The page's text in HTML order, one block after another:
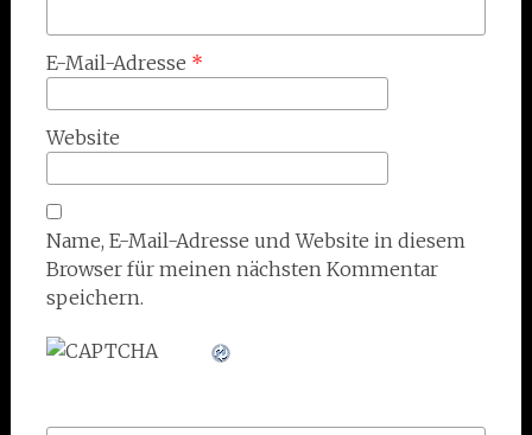
E-Mail-Adresse *
Website
Name, E-Mail-Adresse und Website in diesem
Browser für meinen nächsten Kommentar
speichern.